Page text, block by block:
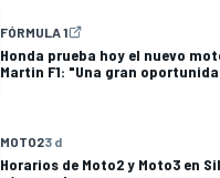
FÓRMULA 1
Honda prueba hoy el nuevo
Martin F1: "Una gran
MOTO23 d
Horarios de Moto2 y Moto3 en